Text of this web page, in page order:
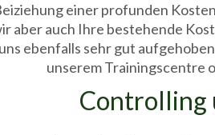
einer profunden
aber auch Ihre bestehende
ebenfalls sehr gut
unserem Trainingscentre
Controlling